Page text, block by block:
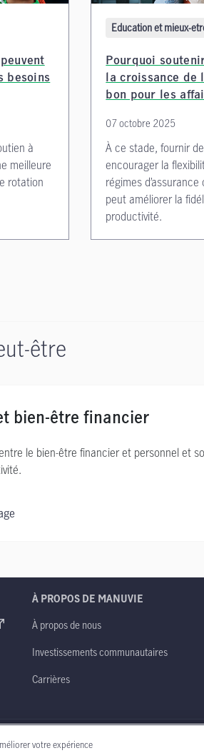
besoins
à
meilleure
rotation
Education et mieux-
Pourquoi
la croissance
bon pour les
07 octobre 2025
À ce stade, fournir
encourager la
régimes
peut améliorer la
productivité.
être
bien-être financier
le bien-être financier et personnel et
À PROPOS DE MANUVIE
À propos de nous
Investissements communautaires
Carrières
Notice juridique
votre expérience